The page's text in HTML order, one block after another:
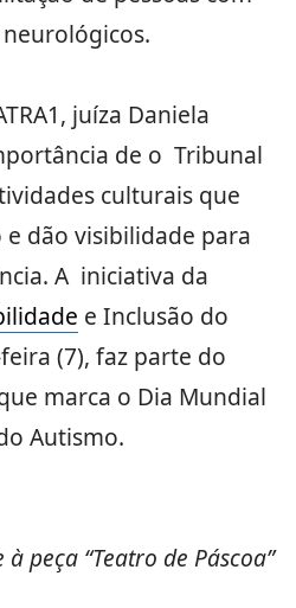
juíza Daniela
de o Tribunal
culturais que
dão visibilidade para
A iniciativa da
e Inclusão do
(7), faz parte do
marca o Dia Mundial
Autismo.
à peça “Teatro de Páscoa”